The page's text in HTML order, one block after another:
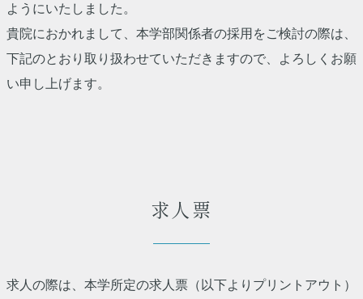
ようにいたしました。
貴院におかれまして、本学部関係者の採用をご検討の際は、
下記のとおり取り扱わせていただきますので、よろしくお願
い申し上げます。
求人票
求人の際は、本学所定の求人票（以下よりプリントアウト）